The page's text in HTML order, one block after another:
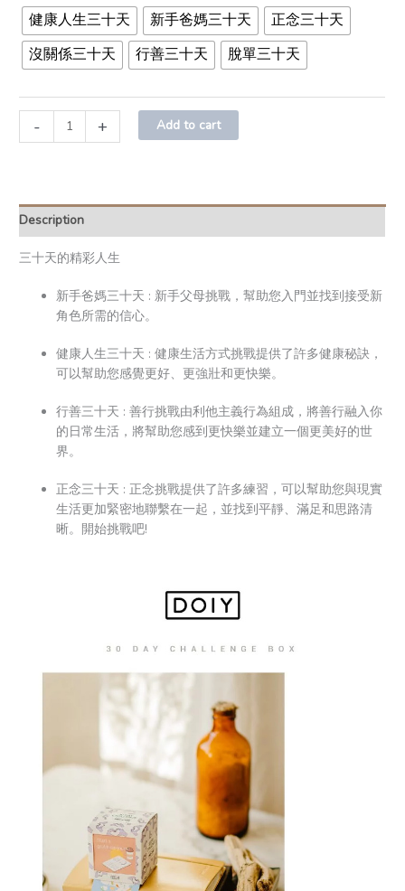
健康人生三十天 新手爸媽三十天
正念三十天
沒關係三十天
行善三十天 脫單三十天
- + Add to cart
Description
三十天的精彩人生
新手爸媽三十天 : 新手父母挑戰，幫助您入門並找到接受新
角色所需的信心。
健康人生三十天 : 健康生活方式挑戰提供了許多健康秘訣，
可以幫助您感覺更好、更強壯和更快樂。
行善三十天 : 善行挑戰由利他主義行為組成，將善行融入你
的日常生活，將幫助您感到更快樂並建立一個更美好的世
界。
正念三十天 : 正念挑戰提供了許多練習，可以幫助您與現實
生活更加緊密地聯繫在一起，並找到平靜、滿足和思路清
晰。開始挑戰吧!